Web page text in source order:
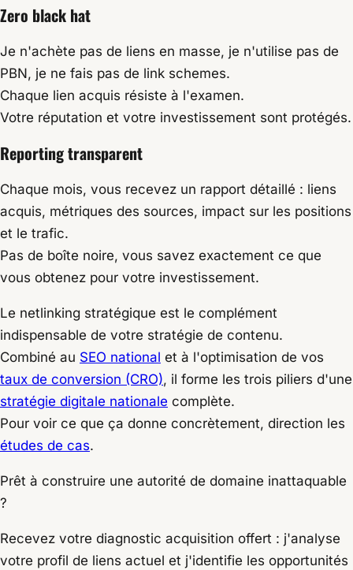
Zero black hat
Je n'achète pas de liens en masse, je n'utilise pas de
PBN, je ne fais pas de link schemes.
Chaque lien acquis résiste à l'examen.
Votre réputation et votre investissement sont protégés.
Reporting transparent
Chaque mois, vous recevez un rapport détaillé : liens
acquis, métriques des sources, impact sur les positions
et le trafic.
Pas de boîte noire, vous savez exactement ce que
vous obtenez pour votre investissement.
Le netlinking stratégique est le complément
indispensable de votre stratégie de contenu.
Combiné au SEO national et à l'optimisation de vos
taux de conversion (CRO), il forme les trois piliers d'une
stratégie digitale nationale complète.
Pour voir ce que ça donne concrètement, direction les
études de cas.
Prêt à construire une autorité de domaine inattaquable
?
Recevez votre diagnostic acquisition offert : j'analyse
votre profil de liens actuel et j'identifie les opportunités